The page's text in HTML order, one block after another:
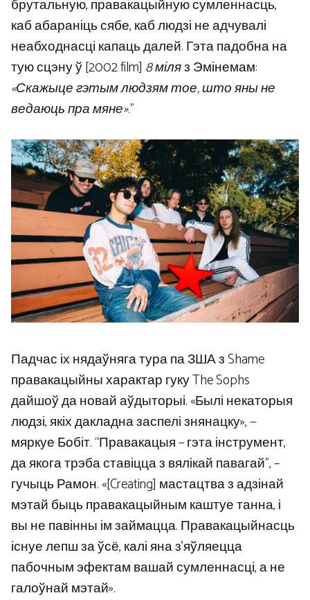
брутальную, правакацыйную сумленнасць,
каб абараніць сябе, каб людзі не адчувалі
неабходнасці капаць далей. Гэта падобна на
тую сцэну ў [2002 film] 8 міляз Эмінемам:
«Скажыце гэтым людзям тое, што яны не
ведаюць пра мяне».”
Падчас іх нядаўняга тура па ЗША з Shame
правакацыйны характар ​​гуку The Sophs
дайшоў да новай аўдыторыі. «Былі некаторыя
людзі, якіх дакладна заспелі знянацку», —
мяркуе Бобіт. “Правакацыя – гэта інструмент,
да якога трэба ставіцца з вялікай павагай”, –
гучыць Рамон. «[Creating] мастацтва з адзінай
мэтай быць правакацыйным каштуе танна, і
вы не павінны ім займацца. Правакацыйнасць
існуе лепш за ўсё, калі яна з’яўляецца
пабочным эфектам вашай сумленнасці, а не
галоўнай мэтай».